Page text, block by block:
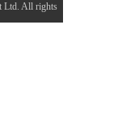
Ltd. All rights